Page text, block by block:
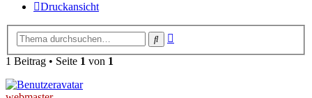
Druckansicht
Suche
1 Beitrag • Seite 1 von 1